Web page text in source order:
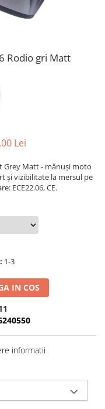
Rodio gri Matt
Lei
Grey Matt - mănuși moto
și vizibilitate la mersul pe
ECE22.06, CE.
1-3
IN COS
informatii